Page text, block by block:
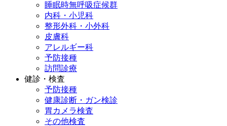
睡眠時無呼吸症候群
内科・小児科
整形外科・小外科
皮膚科
アレルギー科
予防接種
訪問診療
健診・検査
予防接種
健康診断・ガン検診
胃カメラ検査
その他検査